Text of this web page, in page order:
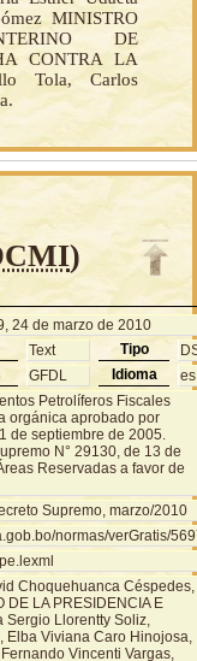
MINISTRO
DE
CONTRA LA
Tola, Carlos
)
24 de marzo de 2010
Text Tipo
GFDL Idioma es
Petrolíferos Fiscales
orgánica aprobado por
de septiembre de 2005.
N° 29130, de 13 de
Reservadas a favor de
Supremo, marzo/2010
normas/verGratis/
Choquehuanca Céspedes,
DE LA PRESIDENCIA E
Sergio Llorentty Soliz,
Elba Viviana Caro Hinojosa,
Vincenti Vargas,